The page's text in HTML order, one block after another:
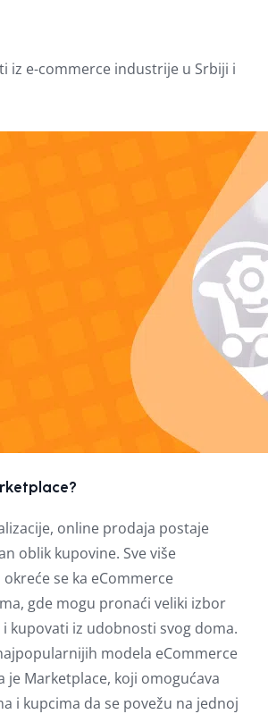
iz e-commerce industrije u Srbiji i
online prodaja postaje
oblik kupovine. Sve više
se ka eCommerce
gde mogu pronaći veliki izbor
kupovati iz udobnosti svog doma.
modela eCommerce
je Marketplace, koji omogućava
i kupcima da se povežu na jednoj